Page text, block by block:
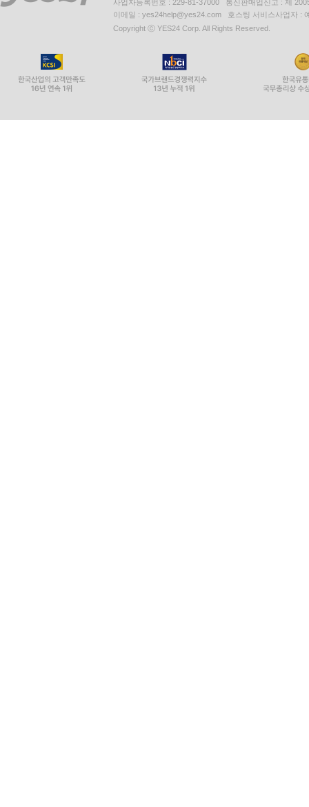
사업자등록번호 : 229-81-37000 통신판매업신고 : 제
이메일 : yes24help@yes24.com 호스팅 서비스사업자 :
Copyright ⓒ YES24 Corp. All Rights Reserved.